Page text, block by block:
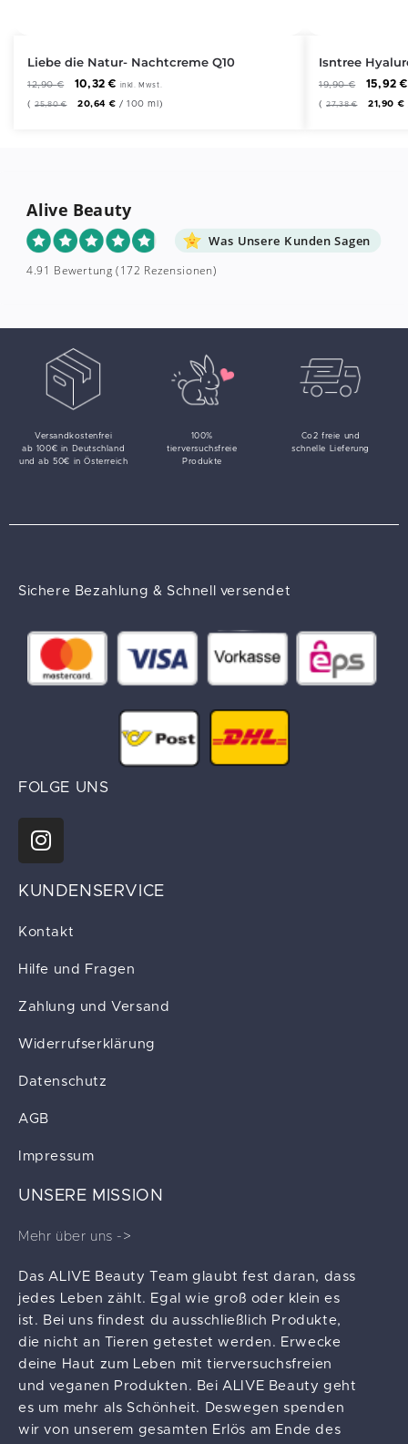
Liebe die Natur- Nachtcreme Q10
12,90€ 10,32€ inkl. Mwst.
(25,80€ 20,64€ /100 ml )
Isntree
19,90€ 15,92€
(27,38€ 21,90€
Alive Beauty
Was Unsere Kunden Sagen
4.91 Bewertung (172 Rezensionen)
Versandkostenfrei
ab 100€ in Deutschland
und ab 50€ in Österreich
100%
tierversuchsfreie
Produkte
Co2 freie und
schnelle Lieferung
Sichere Bezahlung & Schnell versendet
FOLGE UNS
KUNDENSERVICE
Kontakt
Hilfe und Fragen
Zahlung und Versand
Widerrufserklärung
Datenschutz
AGB
Impressum
UNSERE MISSION
Mehr über uns ->
Das ALIVE Beauty Team glaubt fest daran, dass
jedes Leben zählt. Egal wie groß oder klein es
ist. Bei uns findest du ausschließlich Produkte,
die nicht an Tieren getestet werden. Erwecke
deine Haut zum Leben mit tierversuchsfreien
und veganen Produkten. Bei ALIVE Beauty geht
es um mehr als Schönheit. Deswegen spenden
wir von unserem gesamten Erlös am Ende des